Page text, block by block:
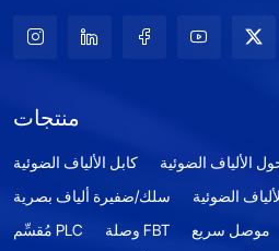
منتجات
كابل الألياف الضوئية
الألياف الضوئية
سلك/ضفيرة ألياف بصرية
الضوئية
مُقسِّم PLC
وصلة FBT موصل سريع